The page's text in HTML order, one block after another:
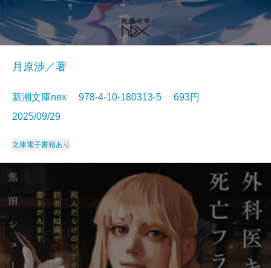
月原渉／著
新潮文庫nex 978-4-10-180313-5 693円
2025/09/29
文庫電子書籍あり